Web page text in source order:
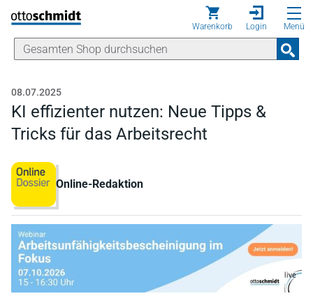
Direkt zum Inhalt
Warenkorb Login Menü
08.07.2025
KI effizienter nutzen: Neue Tipps &
Tricks für das Arbeitsrecht
Online-Redaktion